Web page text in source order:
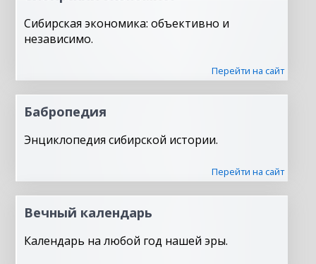
Сибирская экономика: объективно и
независимо.
Перейти на сайт
Бабропедия
Энциклопедия сибирской истории.
Перейти на сайт
Вечный календарь
Календарь на любой год нашей эры.